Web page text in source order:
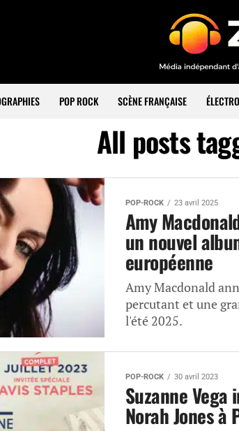
POP ROCK SCÈNE FRANÇAISE ÉLECTRO
All posts
POP-ROCK 23 avril 2025
Amy
un nouvel
européenne
Amy Macdonald
percutant et une
l'été 2025.
POP-ROCK 30 avril 2023
Suzanne
Norah Jones à